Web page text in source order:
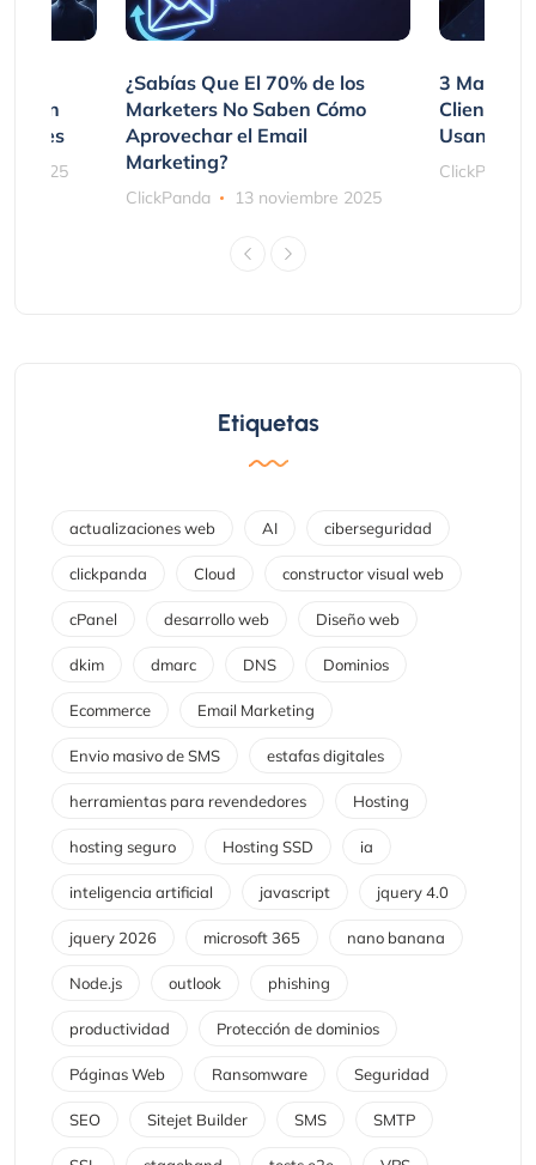
2025
¿Sabías Que El 70% de los
Marketers No Saben Cómo
Aprovechar el Email
Marketing?
ClickPanda 13 noviembre 2025
3
Clientes
Usando
ClickPanda
Etiquetas
actualizaciones web AI ciberseguridad
clickpanda Cloud constructor visual web
cPanel desarrollo web Diseño web
dkim dmarc DNS Dominios
Ecommerce Email Marketing
Envio masivo de SMS estafas digitales
herramientas para revendedores Hosting
hosting seguro Hosting SSD ia
inteligencia artificial javascript jquery 4.0
jquery 2026 microsoft 365 nano banana
Node.js outlook phishing
productividad Protección de dominios
Páginas Web Ransomware Seguridad
SEO Sitejet Builder SMS SMTP